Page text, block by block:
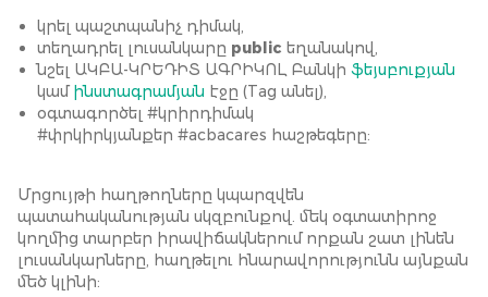
կրել պաշտպանիչ դիմակ,
տեղադրել լուսանկարը public եղանակով,
նշել ԱԿԲԱ-ԿՐԵԴԻՏ ԱԳՐԻԿՈԼ Բանկի ֆեյսբուքյան
կամինստագրամյան էջը (Tag անել),
օգտագործել #կրիրդիմակ
#փրկիրկյանքեր #acbacares հաշթեգերը:
Մրցույթի հաղթողները կպարզվեն
պատահականության սկզբունքով. մեկ օգտատիրոջ
կողմից տարբեր իրավիճակներում որքան շատ լինեն
լուսանկարները, հաղթելու հնարավորությունն այնքան
մեծ կլինի: